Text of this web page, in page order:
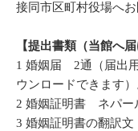
接同市区町村役場へお
【提出書類（当館へ
1 婚姻届 2通（届出
ウンロードできます）
2 婚姻証明書 ネパー
3 婚姻証明書の翻訳